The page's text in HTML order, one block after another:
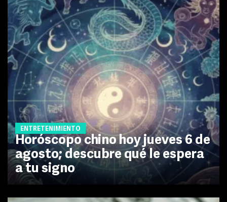
ENTRETENIMIENTO
Horóscopo chino hoy jueves 6 de
agosto; descubre qué le espera
a tu signo